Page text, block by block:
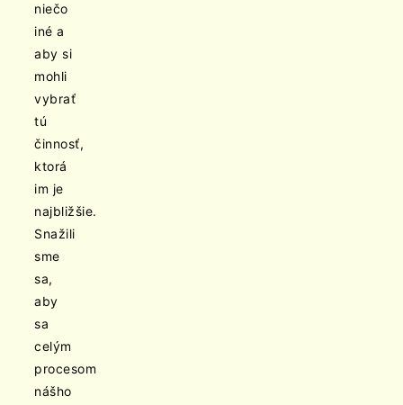
niečo
iné a
aby si
mohli
vybrať
tú
činnosť,
ktorá
im je
najbližšie.
Snažili
sme
sa,
aby
sa
celým
procesom
nášho